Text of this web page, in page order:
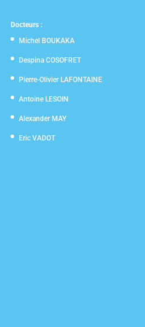
Docteurs :
Michel BOUKAKA
Despina COSOFRET
Pierre-Olivier LAFONTAINE
Antoine LESOIN
Alexander MAY
Eric VADOT